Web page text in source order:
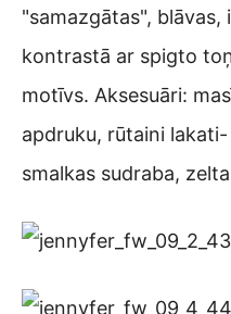
"samazgātas", blāvas,
kontrastā ar spigto
motīvs. Aksesuāri:
apdruku, rūtaini
smalkas sudraba,